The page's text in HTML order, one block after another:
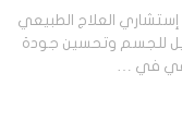
العلاج الطبيعي
للجسم وتحسين جودة
في …